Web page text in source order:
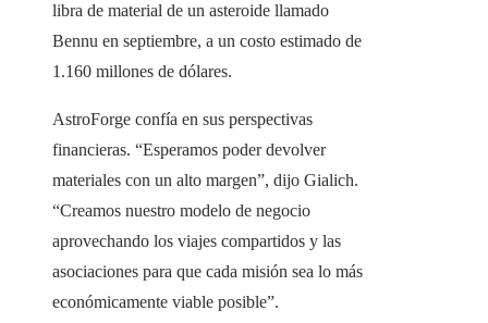
libra de material de un asteroide llamado
Bennu en septiembre, a un costo estimado de
1.160 millones de dólares.
AstroForge confía en sus perspectivas
financieras. “Esperamos poder devolver
materiales con un alto margen”, dijo Gialich.
“Creamos nuestro modelo de negocio
aprovechando los viajes compartidos y las
asociaciones para que cada misión sea lo más
económicamente viable posible”.